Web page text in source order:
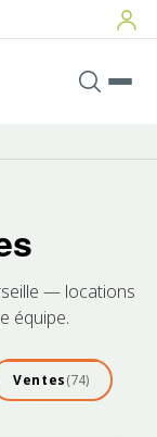
— locations
équipe.
Ventes(74)